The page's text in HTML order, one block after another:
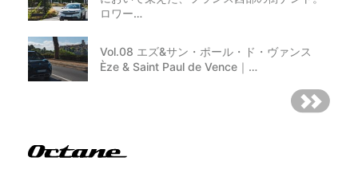
ロワー…
Vol.08 エズ&サン・ポール・ド・ヴァンス
Èze & Saint Paul de Vence｜…